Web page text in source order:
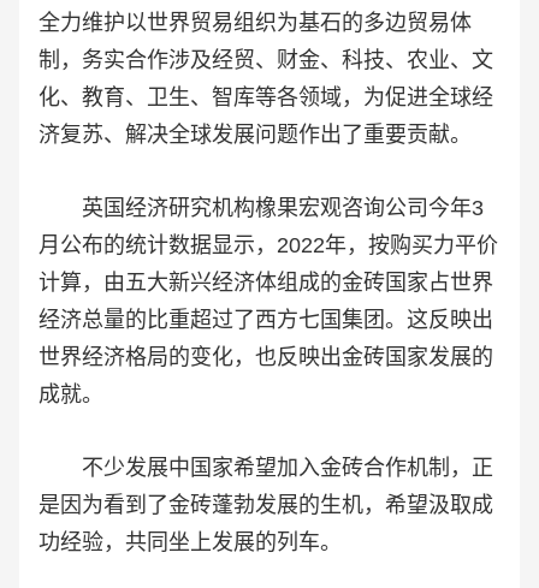
全力维护以世界贸易组织为基石的多边贸易体
制，务实合作涉及经贸、财金、科技、农业、文
化、教育、卫生、智库等各领域，为促进全球经
济复苏、解决全球发展问题作出了重要贡献。
英国经济研究机构橡果宏观咨询公司今年3
月公布的统计数据显示，2022年，按购买力平价
计算，由五大新兴经济体组成的金砖国家占世界
经济总量的比重超过了西方七国集团。这反映出
世界经济格局的变化，也反映出金砖国家发展的
成就。
不少发展中国家希望加入金砖合作机制，正
是因为看到了金砖蓬勃发展的生机，希望汲取成
功经验，共同坐上发展的列车。